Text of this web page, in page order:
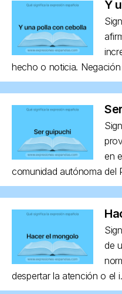
Y
hecho o noticia. Negación
en
comunidad autónoma del
de
despertar la atención o el